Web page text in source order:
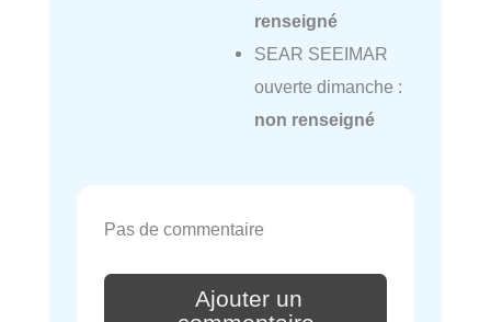
renseigné
SEAR SEEIMAR
ouverte dimanche :
non renseigné
Pas de commentaire
Ajouter un